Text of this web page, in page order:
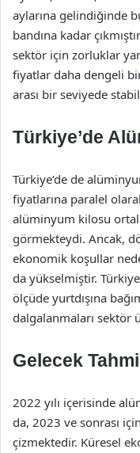
aylarına gelindiğinde
bandına kadar
sektör için zorluklar
fiyatlar daha dengeli
arası bir seviyede
Türkiye’de
Türkiye’de de
fiyatlarına paralel
alüminyum kilosu
görmekteydi. Ancak,
ekonomik koşullar
da yükselmiştir.
ölçüde yurtdışına
dalgalanmaları sektör
Gelecek
2022 yılı içerisinde
da, 2023 ve sonrası
çizmektedir. Küresel